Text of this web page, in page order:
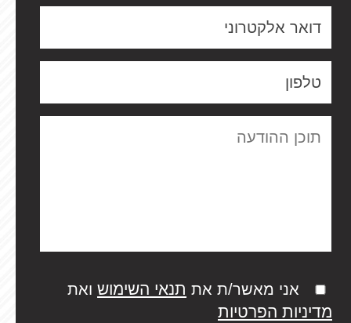
אני מאשר/ת את תנאי השימוש ואת
מדיניות הפרטיות